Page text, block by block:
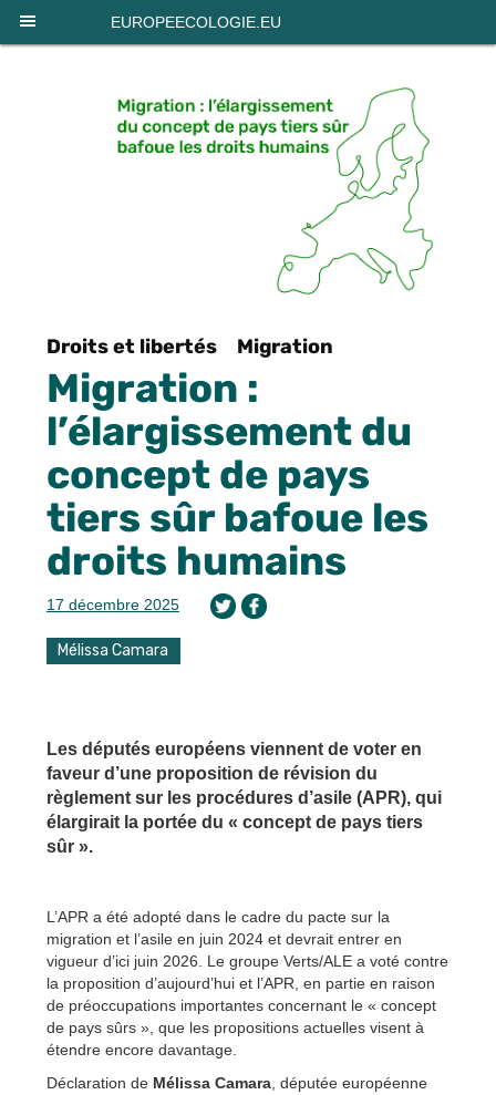
EUROPEECOLOGIE.EU
Droits et libertés Migration
Migration :
l’élargissement du
concept de pays
tiers sûr bafoue les
droits humains
17 décembre 2025
Mélissa Camara
Les députés européens viennent de voter en
faveur d’une proposition de révision du
règlement sur les procédures d’asile (APR), qui
élargirait la portée du « concept de pays tiers
sûr ».
L’APR a été adopté dans le cadre du pacte sur la
migration et l’asile en juin 2024 et devrait entrer en
vigueur d’ici juin 2026. Le groupe Verts/ALE a voté contre
la proposition d’aujourd’hui et l’APR, en partie en raison
de préoccupations importantes concernant le « concept
de pays sûrs », que les propositions actuelles visent à
étendre encore davantage.
Déclaration de Mélissa Camara , députée européenne